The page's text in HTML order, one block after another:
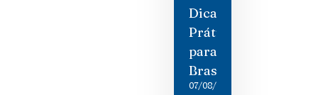
Dicas
Práticas
para
Brasileiros
07/08/2026